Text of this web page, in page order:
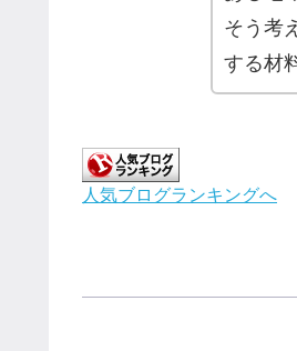
そう考
する材
人気ブログランキングへ